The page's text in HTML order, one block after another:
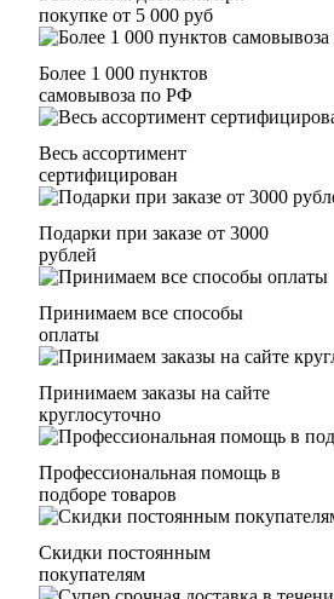
покупке от 5 000 руб
Более 1 000 пунктов
самовывоза по РФ
Весь ассортимент
сертифицирован
Подарки при заказе от 3000
рублей
Принимаем все способы
оплаты
Принимаем заказы на сайте
круглосуточно
Профессиональная помощь в
подборе товаров
Скидки постоянным
покупателям